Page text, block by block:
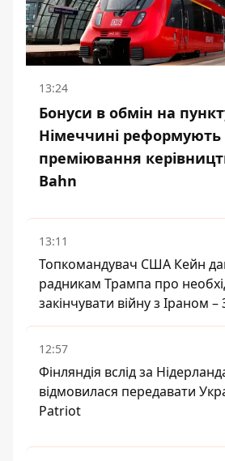
13:24
Бонуси в обмін на
Німеччині реформують
преміювання
Bahn
13:11
Топкомандувач США Кейн
радникам Трампа про
закінчувати війну з Іраном –
12:57
Фінляндія вслід за
відмовилася передавати
Patriot